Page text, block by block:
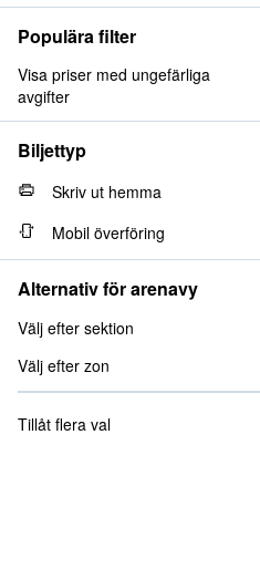
Populära filter
Visa priser med ungefärliga
avgifter
Biljettyp
Skriv ut hemma
Mobil överföring
Alternativ för arenavy
Välj efter sektion
Välj efter zon
Tillåt flera val